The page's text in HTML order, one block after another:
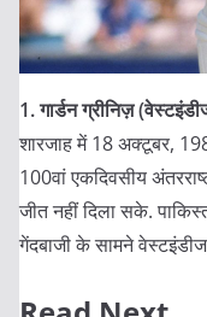
1. गार्डन ग्रीनिज़
शारजाह में 18 अक्टूबर,
100वां एकदिवसीय
जीत नहीं दिला सके.
गेंदबाजी के सामने